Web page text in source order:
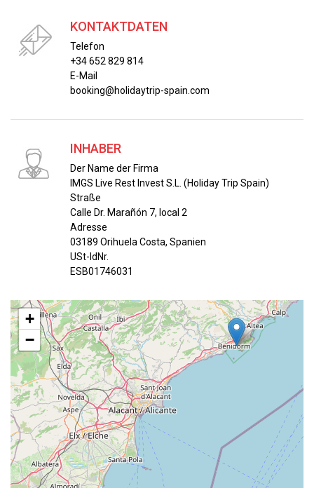
KONTAKTDATEN
Telefon
+34 652 829 814
E-Mail
booking@holidaytrip-spain.com
INHABER
Der Name der Firma
IMGS Live Rest Invest S.L. (Holiday Trip Spain)
Straße
Calle Dr. Marañón 7, local 2
Adresse
03189 Orihuela Costa, Spanien
USt-IdNr.
ESB01746031
+
−